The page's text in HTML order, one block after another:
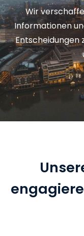
Wir
Informationen
Entscheidungen